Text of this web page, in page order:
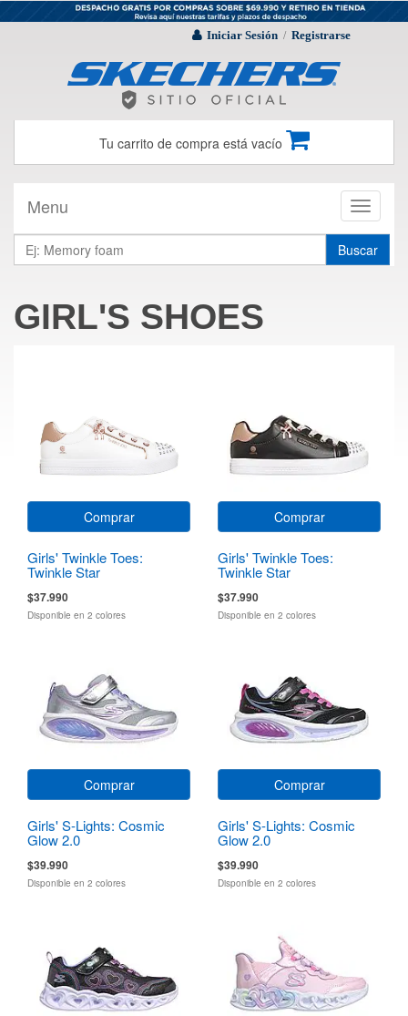
Iniciar Sesión / Registrarse
Tu carrito de compra está vacío
Toggle
Menu
Buscar
GIRL'S SHOES
Comprar
Girls' Twinkle Toes:
Twinkle Star
$37.990
Disponible en 2 colores
Comprar
Girls' Twinkle Toes:
Twinkle Star
$37.990
Disponible en 2 colores
Comprar
Girls' S-Lights: Cosmic
Glow 2.0
$39.990
Disponible en 2 colores
Comprar
Girls' S-Lights: Cosmic
Glow 2.0
$39.990
Disponible en 2 colores